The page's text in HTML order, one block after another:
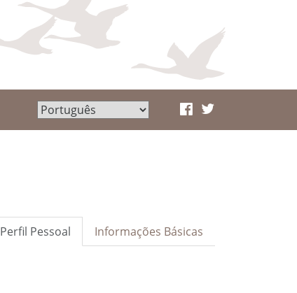
Informações Básicas
Perfil Pessoal